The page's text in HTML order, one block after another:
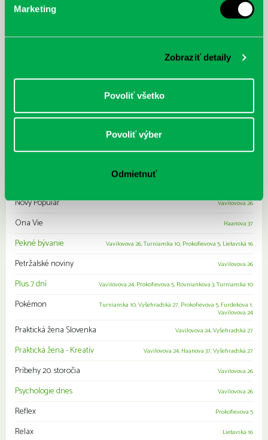
Marketing
Zobraziť detaily
Povoliť všetko
Povoliť výber
Odmietnuť
Lego Minecraft Vavilovova 24,
Lepšie bývanie
Furdekova 1,Prokofievova 5,Turnianska 10
Miau Rovniankova 3
Naša Petržalka Vavilovova 26,Vavilovova 24,Rovniankova 3,Haanova 37,
Nový Populár Vavilovova 26
Ona Vie Haanova 37
Pekné bývanie Vavilovova 26,Turnianska 10,Prokofievova 5,Lietavská 16
Petržalské noviny Vavilovova 26
Plus 7 dní Vavilovova 24,Prokofievova 5,Rovniankova 3,Turnianska 10
Pokémon Turnianska 10,Vyšehradská 27,Prokofievova 5,Furdekova 1,
Vavilovova 24
Praktická žena Slovenka Vavilovova 24,Vyšehradská 27
Praktická žena - Kreatív Vavilovova 24,Haanova 37,Vyšehradská 27
Príbehy 20. storočia Vavilovova 26
Psychologie dnes Vavilovova 26
Reflex Prokofievova 5
Relax Lietavská 16